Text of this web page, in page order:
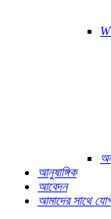
আনুষাঙ্গিক
আবেদন
আমাদের সাথে